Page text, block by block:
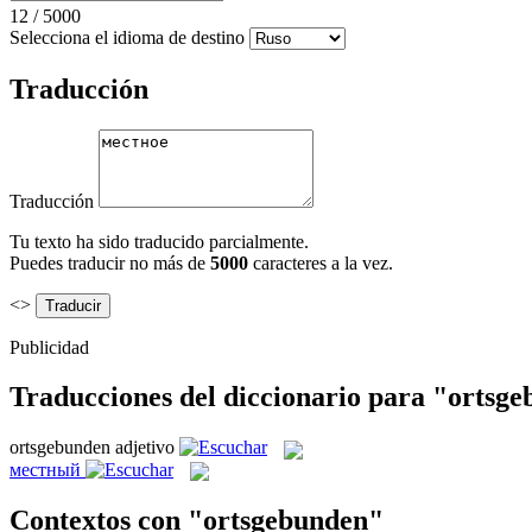
12 / 5000
Selecciona el idioma de destino
Traducción
Traducción
Tu texto ha sido traducido parcialmente.
Puedes traducir no más de 5000 caracteres a la vez.
<>
Publicidad
Traducciones del diccionario para
ortsgebunden adjetivo
местный
Contextos con "ortsgebunden"